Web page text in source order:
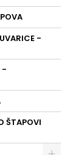
-
-
ŠTAPOVI